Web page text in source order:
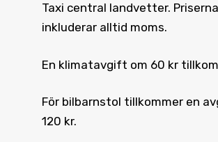
Taxi central landvetter. Priserna
inkluderar alltid moms.
En klimatavgift om 60 kr
För bilbarnstol tillkommer en
120 kr.